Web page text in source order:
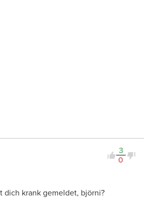
3
0
dich krank gemeldet, björni?